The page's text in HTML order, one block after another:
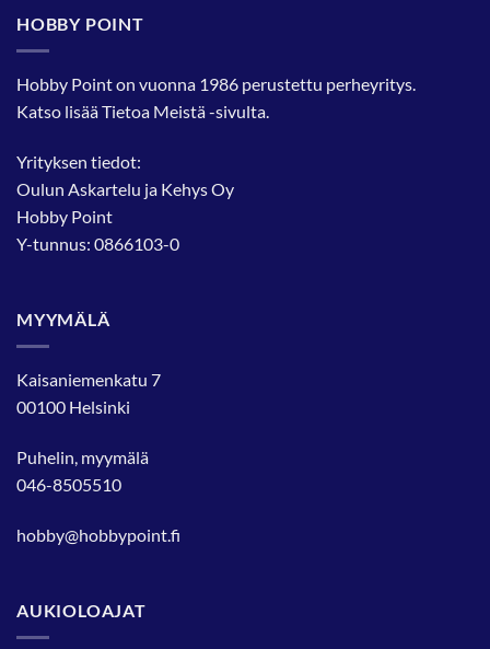
tehdä
HOBBY POINT
Hobby Point on vuonna 1986 perustettu perheyritys.
Katso lisääTietoa Meistä-sivulta.
Yrityksen tiedot:
Oulun Askartelu ja Kehys Oy
Hobby Point
Y-tunnus: 0866103-0
MYYMÄLÄ
Kaisaniemenkatu 7
00100 Helsinki
Puhelin, myymälä
046-8505510
hobby@hobbypoint.fi
AUKIOLOAJAT